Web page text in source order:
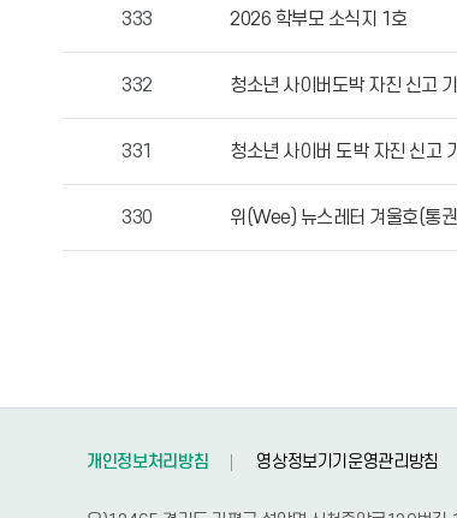
일,
회
습
333 2026 학부모 소식지 1호
332 청소년 사이버도박 자진 신고
331 청소년 사이버 도박 자진 신고
330 위(Wee) 뉴스레터 겨울호(통
개인정보처리방침 영상정보기기운영관리방침